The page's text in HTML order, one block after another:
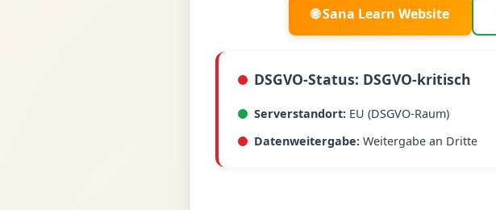
🌐 Sana Learn Website
DSGVO-Status: DSGVO-kritisch
Serverstandort: EU (DSGVO-Raum)
Datenweitergabe: Weitergabe an Dritte